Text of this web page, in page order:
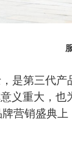
，是第三代
义重大，也
营销盛典上